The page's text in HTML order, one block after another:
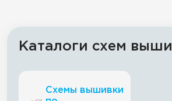
Каталоги схем
Схемы вышивки